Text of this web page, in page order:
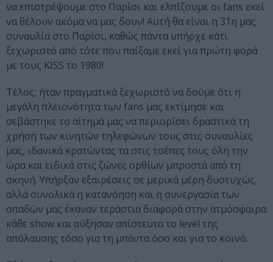
να επιστρέψουμε στο Παρίσι και ελπίζουμε οι fans εκεί
να θέλουν ακόμα να μας δουν! Αυτή θα είναι η 31η μας
συναυλία στο Παρίσι, καθώς πάντα υπήρχε κάτι
ξεχωριστό από τότε που παίξαμε εκεί για πρώτη φορά
με τους KISS το 1980!
Τέλος, ήταν πραγματικά ξεχωριστό να δούμε ότι η
μεγάλη πλειονότητα των fans μας εκτίμησε και
σεβάστηκε το αίτημά μας να περιορίσει δραστικά τη
χρήση των κινητών τηλεφώνων τους στις συναυλίες
μας, ιδανικά κρατώντας τα στις τσέπες τους όλη την
ώρα και ειδικά στις ζώνες ορθίων μπροστά από τη
σκηνή. Υπήρξαν εξαιρέσεις σε μερικά μέρη δυστυχώς,
αλλά συνολικά η κατανόηση και η συνεργασία των
οπαδών μας έκαναν τεράστια διαφορά στην ατμόσφαιρα
κάθε show και αύξησαν απίστευτα το level της
απόλαυσης τόσο για τη μπάντα όσο και για το κοινό.